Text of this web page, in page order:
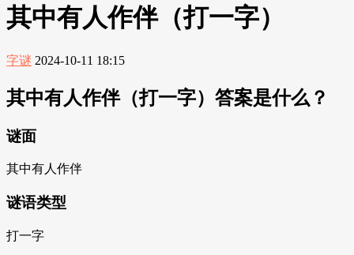
其中有人作伴（打一字）
字谜 2024-10-11 18:15
其中有人作伴（打一字）答案是什么？
谜面
其中有人作伴
谜语类型
打一字